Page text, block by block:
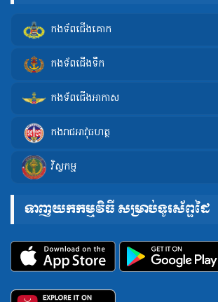
កងទ័ពជើងគោក
កងទ័ពជើងទឹក
កងទ័ពជើងអាកាស
កងរាជអាវុធហត្ថ
វិស្វកម្ម
ទាញយកកម្មវិធី សម្រាប់ទូរស័ព្ទដៃ